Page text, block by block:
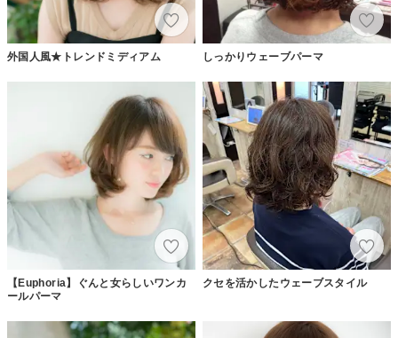
外国人風★トレンドミディアム しっかりウェーブパーマ
【Euphoria】ぐんと女らしいワンカ
ールパーマ
クセを活かしたウェーブスタイル